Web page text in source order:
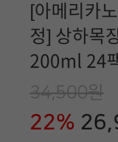
[아메리카
정] 상하목
200ml 24
34,500원
22%